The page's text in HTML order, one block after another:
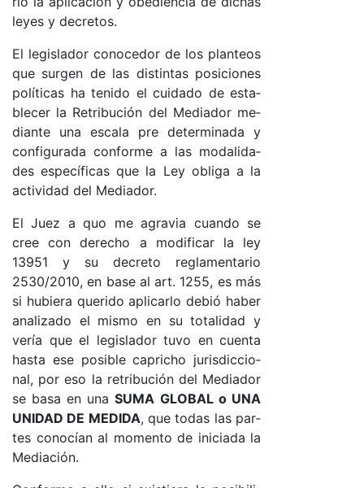
le­yes y de­cre­to­s.
El le­gis­la­dor co­no­ce­dor de los plan­teos
que sur­gen de las dis­tin­tas po­si­cio­nes
po­lí­ti­cas ha te­ni­do el cui­da­do de es­ta­
ble­cer la Re­tri­bu­ción del Me­dia­dor me­
dian­te una es­ca­la pre de­ter­mi­na­da y
con­fi­gu­ra­da con­for­me a las mo­da­li­da­
des es­pe­cí­fi­cas que la Ley obli­ga a la
ac­ti­vi­dad del Me­dia­do­r.
El Juez a quo me agra­via cuan­do se
cree con de­re­cho a mo­di­fi­car la ley
13951 y su de­cre­to re­gla­men­ta­rio
2530/2010, en ba­se al ar­t. 1255, es más
si hu­bie­ra que­ri­do apli­car­lo de­bió ha­ber
ana­li­za­do el mis­mo en su to­ta­li­dad y
ve­ría que el le­gis­la­dor tu­vo en cuen­ta
has­ta ese po­si­ble ca­pri­cho ju­ris­dic­cio­
na­l, por eso la re­tri­bu­ción del Me­dia­dor
se ba­sa en una SU­MA GLO­BAL o UNA
UNI­DAD DE ME­DI­DA, que to­das las par­
tes co­no­cían al mo­men­to de ini­cia­da la
Me­dia­ció­n.